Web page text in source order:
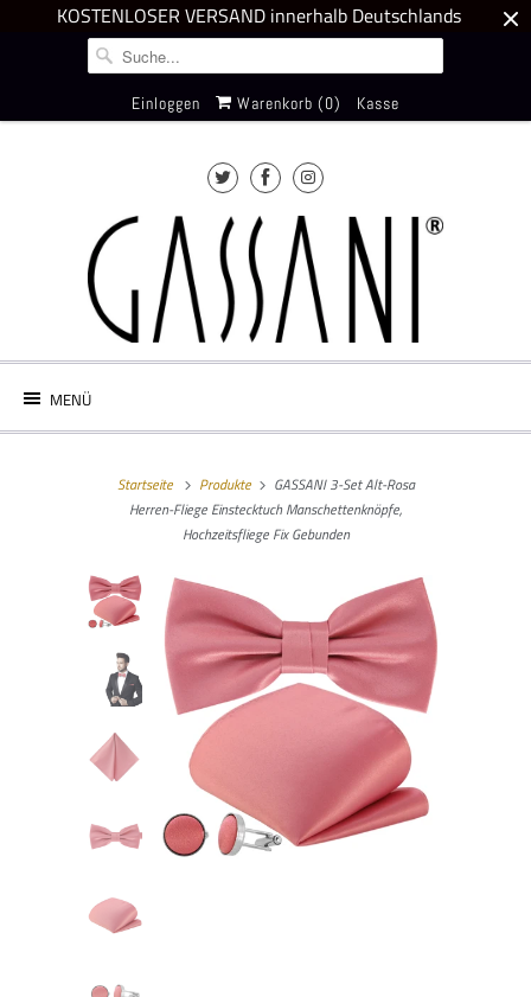
KOSTENLOSER VERSAND innerhalb Deutschlands
Einloggen Warenkorb (0) Kasse
MENÜ
Startseite Produkte
GASSANI 3-Set Alt-Rosa
Herren-Fliege Einstecktuch Manschettenknöpfe,
Hochzeitsfliege Fix Gebunden